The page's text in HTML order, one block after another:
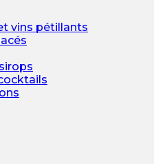
vins pétillants